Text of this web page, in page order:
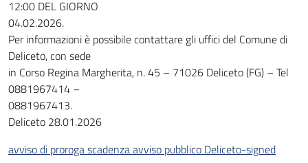
12:00 DEL GIORNO
04.02.2026.
Per informazioni è possibile contattare gli uffici del Comune di
Deliceto, con sede
in Corso Regina Margherita, n. 45 – 71026 Deliceto (FG) – Tel
0881967414 –
0881967413.
Deliceto 28.01.2026
avviso di proroga scadenza avviso pubblico Deliceto-signed